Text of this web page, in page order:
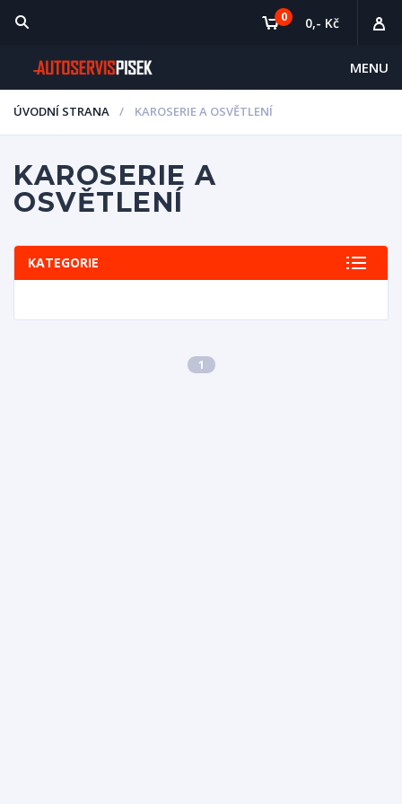
MENU
0 0,- Kč
ÚVODNÍ STRANA KAROSERIE A OSVĚTLENÍ
KAROSERIE A
OSVĚTLENÍ
KATEGORIE
1